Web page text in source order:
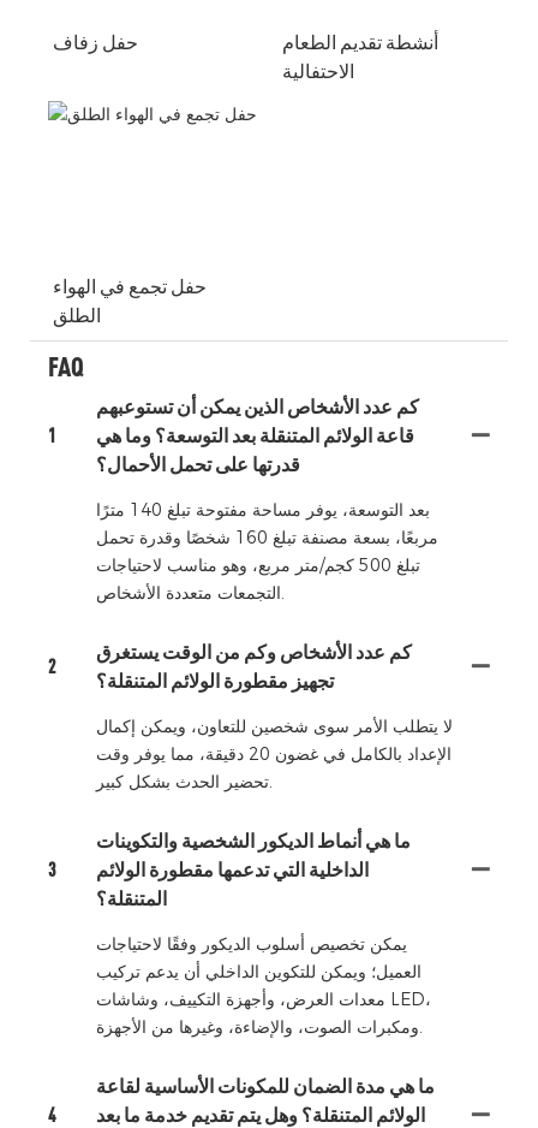
حفل زفاف
أنشطة تقديم الطعام
الاحتفالية
حفل تجمع في الهواء
الطلق
FAQ
1
كم عدد الأشخاص الذين يمكن أن تستوعبهم
قاعة الولائم المتنقلة بعد التوسعة؟ وما هي
قدرتها على تحمل الأحمال؟
بعد التوسعة، يوفر مساحة مفتوحة تبلغ 140 مترًا
مربعًا، بسعة مصنفة تبلغ 160 شخصًا وقدرة تحمل
تبلغ 500 كجم/متر مربع، وهو مناسب لاحتياجات
التجمعات متعددة الأشخاص.
2
كم عدد الأشخاص وكم من الوقت يستغرق
تجهيز مقطورة الولائم المتنقلة؟
لا يتطلب الأمر سوى شخصين للتعاون، ويمكن إكمال
الإعداد بالكامل في غضون 20 دقيقة، مما يوفر وقت
تحضير الحدث بشكل كبير.
3
ما هي أنماط الديكور الشخصية والتكوينات
الداخلية التي تدعمها مقطورة الولائم
المتنقلة؟
يمكن تخصيص أسلوب الديكور وفقًا لاحتياجات
العميل؛ ويمكن للتكوين الداخلي أن يدعم تركيب
معدات العرض، وأجهزة التكييف، وشاشات LED،
ومكبرات الصوت، والإضاءة، وغيرها من الأجهزة.
4
ما هي مدة الضمان للمكونات الأساسية لقاعة
الولائم المتنقلة؟ وهل يتم تقديم خدمة ما بعد